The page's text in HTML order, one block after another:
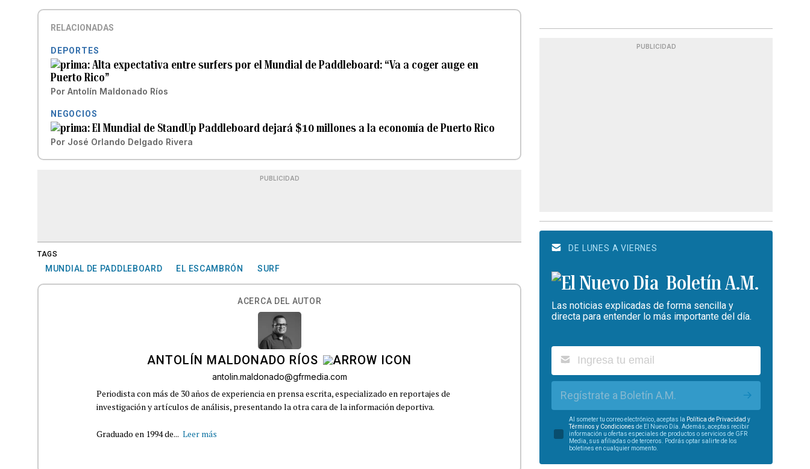
RELACIONADAS
DEPORTES
Alta expectativa entre surfers por el Mundial de Paddleboard: “Va a coger auge en
Puerto Rico”
Por Antolín Maldonado Ríos
NEGOCIOS
El Mundial de StandUp Paddleboard dejará $10 millones a la economía de Puerto Rico
Por José Orlando Delgado Rivera
PUBLICIDAD
TAGS
MUNDIAL DE PADDLEBOARD EL ESCAMBRÓN SURF
ACERCA DEL AUTOR
ANTOLÍN MALDONADO RÍOS
antolin.maldonado@gfrmedia.com
Periodista con más de 30 años de experiencia en prensa escrita, especializado en reportajes de
investigación y artículos de análisis, presentando la otra cara de la información deportiva.
Graduado en 1994 de... Leer más
PUBLICIDAD
DE LUNES A VIERNES
Boletín A.M.
Las noticias explicadas de forma sencilla y
directa para entender lo más importante del día.
Regístrate a Boletín A.M.
Al someter tu correo electrónico, aceptas la Política de Privacidad y
Términos y Condiciones de El Nuevo Día. Además, aceptas recibir
información u ofertas especiales de productos o servicios de GFR
Media, sus afiliadas o de terceros. Podrás optar salirte de los
boletines en cualquier momento.